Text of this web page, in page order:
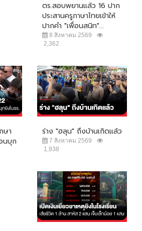
ตร.สอบพยานแล้ว 16 ปาก
ประสานครูภาษาไทยเข้าให้
ปากคำ "เพื่อนสนิท"...
8 สิงหาคม 2569
2,362
ษา
นบุก
ร่าง "ฮลุน" ถึงบ้านเกิดแล้ว
7 สิงหาคม 2569
1,938